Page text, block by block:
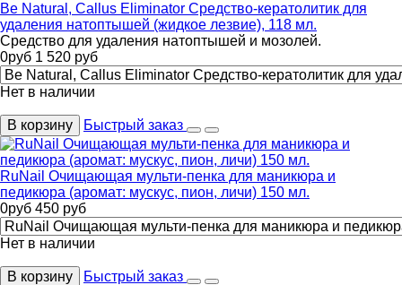
Be Natural, Callus Eliminator Средство-кератолитик для
удаления натоптышей (жидкое лезвие), 118 мл.
Средство для удаления натоптышей и мозолей.
0руб 1 520 руб
Нет в наличии
В корзину Быстрый заказ
RuNail Очищающая мульти-пенка для маникюра и
педикюра (аромат: мускус, пион, личи) 150 мл.
0руб 450 руб
Нет в наличии
В корзину Быстрый заказ